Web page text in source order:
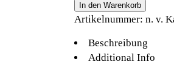
FROTTEE
quantity
In den Warenkorb
Artikelnummer: n. v.
Beschreibung
Additional Info